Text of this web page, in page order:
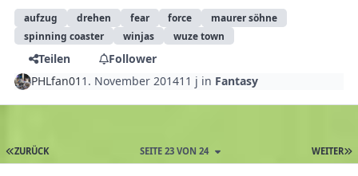
aufzug drehen fear force
maurer söhne
spinning coaster
winjas wuze town
Teilen
Follower
PHLfan01 1. November 201411 j in Fantasy
ZURÜCK WEITER
SEITE 23 VON 24